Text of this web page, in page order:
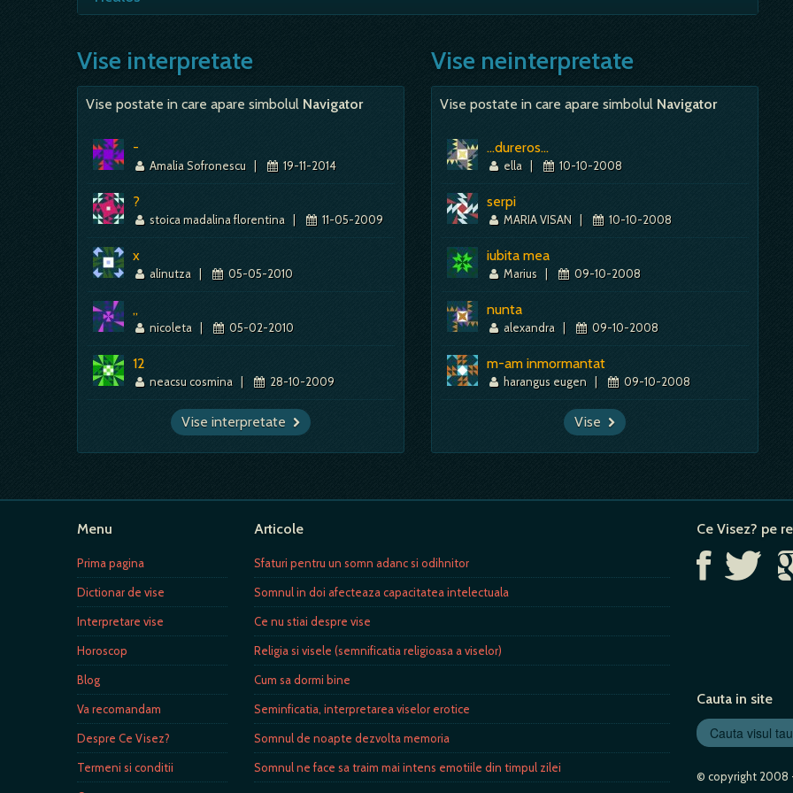
un castig, desi riscul era, aproape intotdeauna, mare; - visul e mai mult bun decat rau, calatoria
Mai mult despre acest simbol: Dictionar de vise ~ Calatorie
persoana iubita este foarte buna, probabil ti se va face si un cadou, daca vei visa un ticalos, un
om nelegiuit.…
Mai mult despre acest simbol: Dictionar de vise ~ Ticalos
Vise interpretate
Vise postate in care apare simbolul Navigator
-
Amalia Sofronescu | 19-11-2014
?
stoica madalina florentina | 11-05-2009
x
alinutza | 05-05-2010
,,
nicoleta | 05-02-2010
12
neacsu cosmina | 28-10-2009
Vise interpretate
Vise neinterpretate
Vise postate in care apare simbolul Navigator
...dureros...
ella | 10-10-2008
serpi
MARIA VISAN | 10-10-2008
iubita mea
Marius | 09-10-2008
nunta
alexandra | 09-10-2008
m-am inmormantat
harangus eugen | 09-10-2008
Vise
Menu
Prima pagina
Dictionar de vise
Interpretare vise
Horoscop
Blog
Va recomandam
Despre Ce Visez?
Termeni si conditii
Articole
Sfaturi pentru un somn adanc si odihnitor
Somnul in doi afecteaza capacitatea intelectuala
Ce nu stiai despre vise
Religia si visele (semnificatia religioasa a viselor)
Cum sa dormi bine
Seminficatia, interpretarea viselor erotice
Somnul de noapte dezvolta memoria
Somnul ne face sa traim mai intens emotiile din timpul zilei
Ce Visez? pe
Cauta in site
© copyright 2008